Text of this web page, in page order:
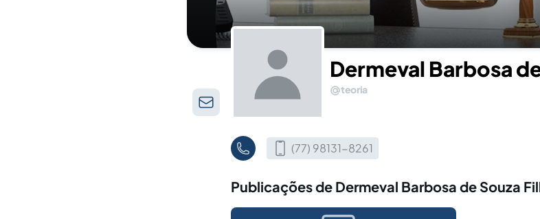
Dermeval Barbosa
teoria
(77) 98131-8261
Publicações de Dermeval Barbosa de Souza